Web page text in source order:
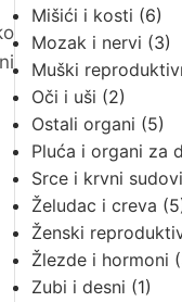
Mišići i kosti (6)
Mozak i nervi (3)
Muški
Oči i uši (2)
Ostali organi (5)
Pluća i organi za
Srce i krvni sudovi
Želudac i creva
Ženski
Žlezde i hormoni
Zubi i desni (1)